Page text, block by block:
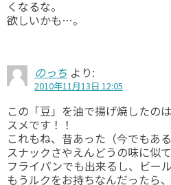
くなるな。
欲しいかも…。
のっち より:
2010年11月13日 12:05
この「豆」を油で揚げ焼したの
スメです！！
これもね、昔あった（今でもある
スナックさやえんどうの味に似
フライパンでも出来るし、ビー
もうルクをお持ちなんだったら、